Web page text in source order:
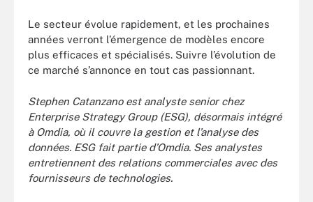
Le secteur évolue rapidement, et les prochaines
années verront l’émergence de modèles encore
plus efficaces et spécialisés. Suivre l’évolution de
ce marché s’annonce en tout cas passionnant.
Stephen Catanzano est analyste senior chez
Enterprise Strategy Group (ESG), désormais intégré
à Omdia, où il couvre la gestion et l’analyse des
données. ESG fait partie d’Omdia. Ses analystes
entretiennent des relations commerciales avec des
fournisseurs de technologies.